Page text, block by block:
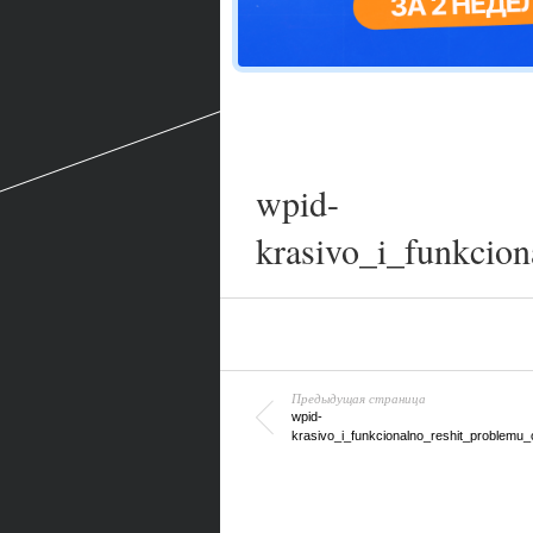
wpid-
Предыдущая страница
wpid-